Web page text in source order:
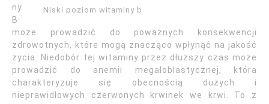
Niski poziom witaminy b
ny
B
może prowadzić do poważnych konsekwencji
zdrowotnych, które mogą znacząco wpłynąć na jakość
życia. Niedobór tej witaminy przez dłuższy czas może
prowadzić do anemii megaloblastycznej, która
charakteryzuje się obecnością dużych i
nieprawidłowych czerwonych krwinek we krwi. To z